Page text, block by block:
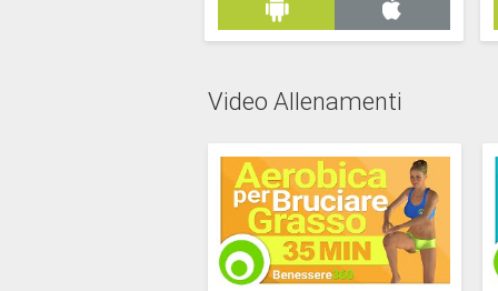
Video Allenamenti